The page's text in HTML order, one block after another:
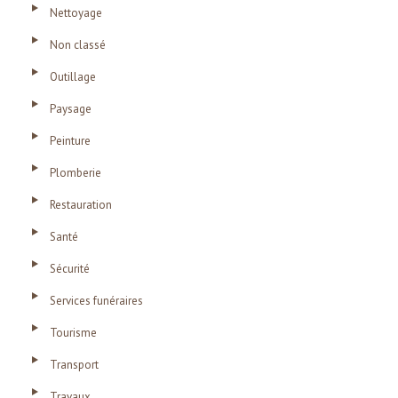
Nettoyage
Non classé
Outillage
Paysage
Peinture
Plomberie
Restauration
Santé
Sécurité
Services funéraires
Tourisme
Transport